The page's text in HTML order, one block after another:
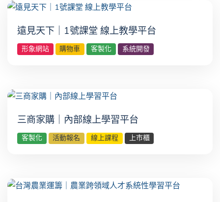
遠見天下｜1號課堂 線上教學平台
形象網站 購物車 客製化 系統開發
三商家購｜內部線上學習平台
客製化 活動報名 線上課程 上市櫃